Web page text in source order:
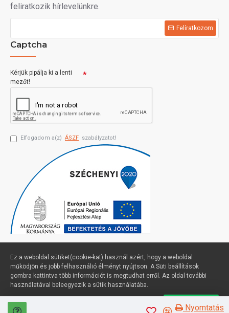
Nyomtatás
feliratkozik hírlevelünkre.
Felíratkozom
Captcha
Kérjük pipálja ki a lenti
mezőt!
Elfogadom a(z) ÁSZF szabályzatot!
Profimuszaki.hu - exPanda ERP
Ez a weboldal sütiket(cookie-kat) használ azért, hogy a weboldal
működjön és jobb felhasználió élményt nyújtson. A Süti beállítások
gombra kattintva több információt is megtudhat erről. Az oldal további
használatával beleegyezik a sütik használatába.
Süti beállítások Elfogadom